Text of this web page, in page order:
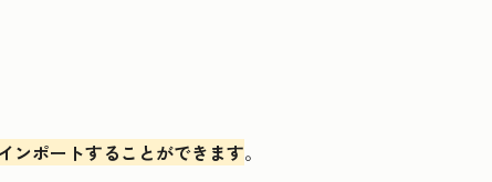
ンポートすることができます。